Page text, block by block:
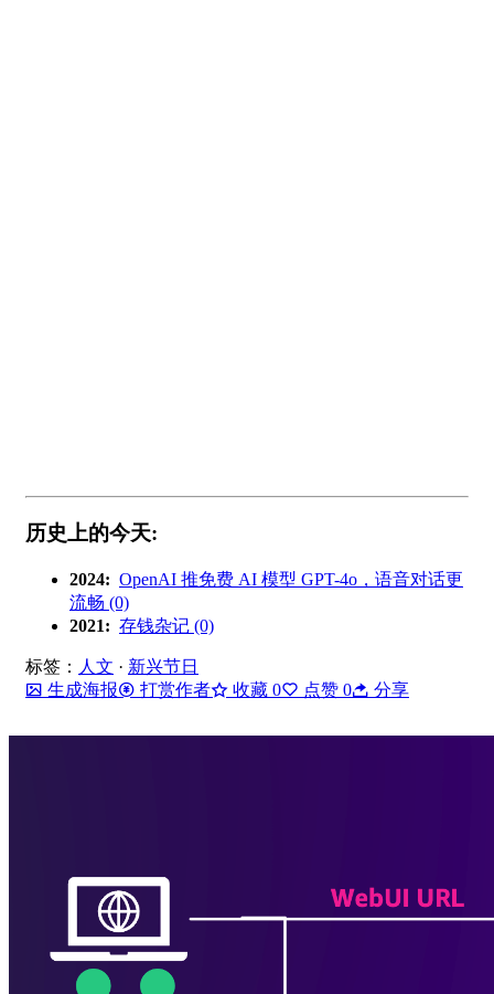
历史上的今天:
2024: OpenAI 推免费 AI 模型 GPT-4o，语音对话更
流畅 (0)
2021: 存钱杂记 (0)
标签： 人文 · 新兴节日
生成海报
打赏作者 收藏 0 点赞 0 分享